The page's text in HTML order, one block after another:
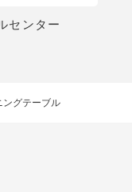
センター
ングテーブル